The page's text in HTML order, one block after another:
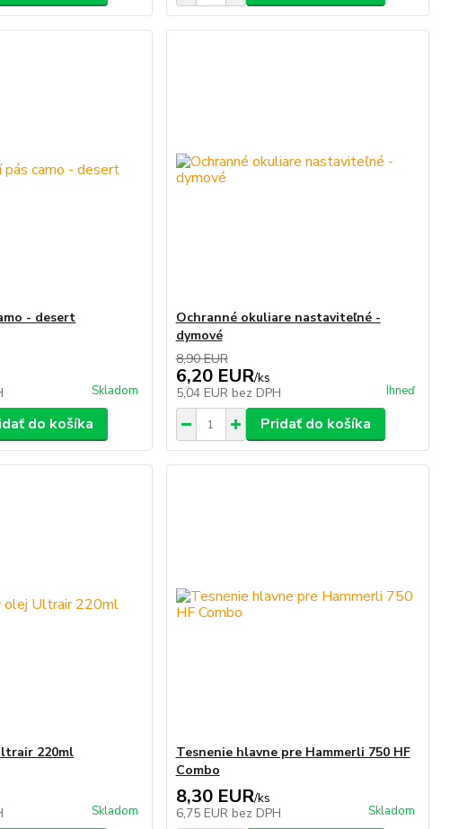
- desert
Skladom
do košíka
Ochranné okuliare nastaviteľné -
dymové
8,90 EUR
6,20 EUR/ks
5,04 EUR bez DPH Ihneď
Pridať do košíka
220ml
Skladom
Tesnenie hlavne pre Hammerli 750 HF
Combo
8,30 EUR/ks
6,75 EUR bez DPH Skladom